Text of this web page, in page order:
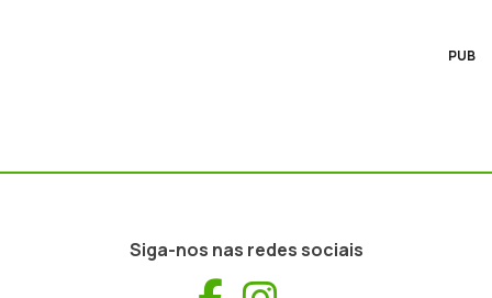
PUB
Siga-nos nas redes sociais